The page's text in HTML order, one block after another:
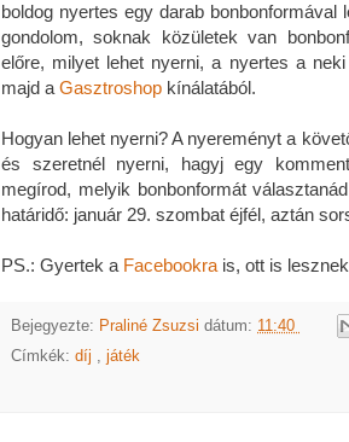
boldog nyertes egy darab
gondolom, soknak közületek van
előre, milyet lehet nyerni, a nyertes a
majd a Gasztroshop kínálatából.
Hogyan lehet nyerni? A nyereményt a
és szeretnél nyerni, hagyj egy
megírod, melyik bonbonformát
határidő: január 29. szombat éjfél, aztán
PS.: Gyertek a Facebookra is, ott is
Bejegyezte: Praliné Zsuzsi dátum: 11:40
Címkék: díj , játék